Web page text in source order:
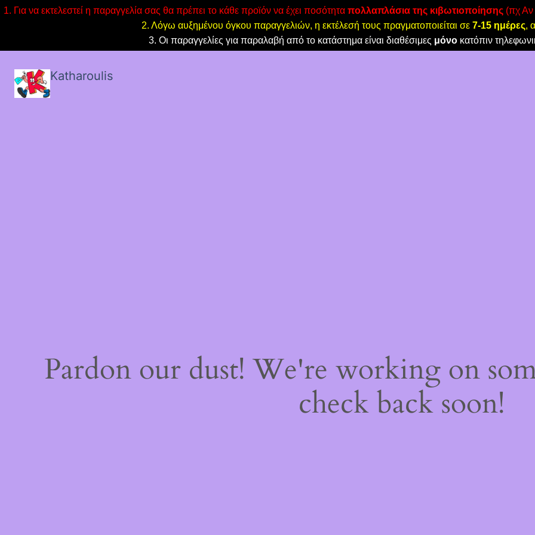
1. Για να εκτελεστεί η παραγγελία σας θα πρέπει το κάθε προϊόν να έχει ποσότητα πολλαπλάσια της κιβωτιοποίησης(πχ Αν
2. Λόγω αυξημένου όγκου παραγγελιών, η εκτέλεσή τους πραγματοποιείται σε 7-15 ημέρες,
3. Οι παραγγελίες για παραλαβή από το κατάστημα είναι διαθέσιμες μόνο κατόπιν
Katharoulis
Pardon our dust! We're working on
check back soon!